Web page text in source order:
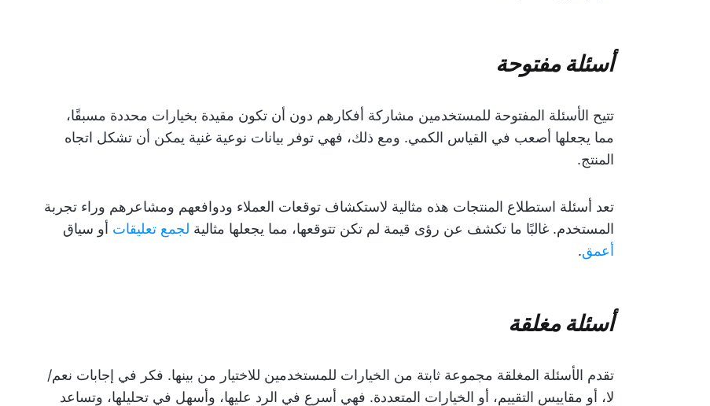
أسئلة مفتوحة
تتيح الأسئلة المفتوحة للمستخدمين مشاركة أفكارهم دون أن تكون مقيدة بخيارات محددة مسبقًا،
مما يجعلها أصعب في القياس الكمي. ومع ذلك، فهي توفر بيانات نوعية غنية يمكن أن تشكل اتجاه
المنتج.
تعد أسئلة استطلاع المنتجات هذه مثالية لاستكشاف توقعات العملاء ودوافعهم ومشاعرهم وراء تجربة
المستخدم. غالبًا ما تكشف عن رؤى قيمة لم تكن تتوقعها، مما يجعلها مثالية لجمع تعليقات أو سياق
أعمق.
أسئلة مغلقة
تقدم الأسئلة المغلقة مجموعة ثابتة من الخيارات للمستخدمين للاختيار من بينها. فكر في إجابات نعم/
لا، أو مقاييس التقييم، أو الخيارات المتعددة. فهي أسرع في الرد عليها، وأسهل في تحليلها، وتساعد